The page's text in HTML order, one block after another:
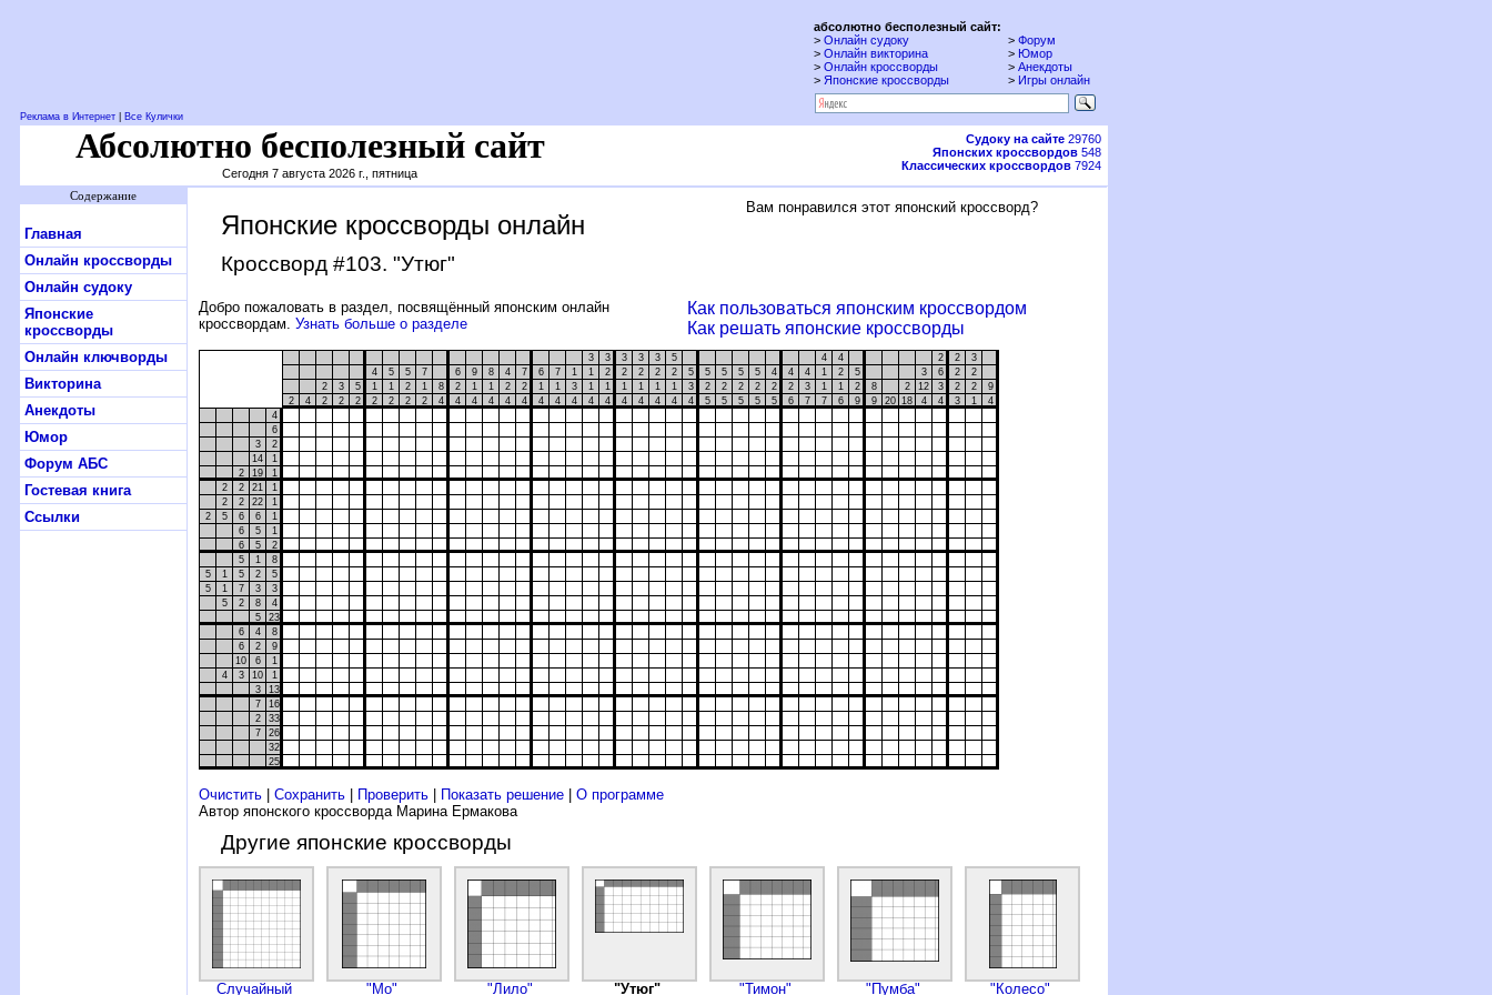
Реклама в Интернет Все Кулички
абсолютно бесполезный сайт:
> Форум
> Юмор
> Анекдоты
> Игры онлайн
> Онлайн судоку
> Онлайн викторина
> Онлайн кроссворды
> Японские кроссворды
Абсолютно бесполезный сайт Судоку на сайте 29760
Японских кроссвордов 548
Классических кроссвордов 7924
Сегодня 7 августа 2026 г., пятница
Содержание
Главная
Онлайн кроссворды
Онлайн судоку
Японские
кроссворды
Онлайн ключворды
Викторина
Анекдоты
Юмор
Форум АБС
Гостевая книга
Ссылки
Японские кроссворды онлайн
Кроссворд #103. "Утюг"
Вам понравился этот японский кроссворд?
Добро пожаловать в раздел, посвящённый японским онлайн
кроссвордам. Узнать больше о разделе
Как пользоваться японским кроссвордом
Как решать японские кроссворды
3 3 3 3 3 5 4 4 2 2
3
4
5 5 7 6 9 8 4 7 6 7 1 1 2 2 2 2 2 5 5 5 5 5 4 4 4 1 2 5 3 6 2
2
2
3 5 1 1 2 1 8 2 1 1 2 2 1 1 3 1 1 1 1 1 1 3 2 2 2 2 2 2 3 1 1 2 8 2 12 3 2 2
9
2
4 2 2 2 2 2 2 2 4 4 4 4 4 4 4 4 4 4 4 4 4 4 4 4 5 5 5 5 5 6 7 7 6 9 9 20 18 4 4 3 1
4
4
6
3
2
14
1
2
19
1
2
2 21
1
2
2 22
1
2
5 6 6
1
6
5
1
6
5
2
5
1
8
5
1 5 2
5
5
1 7 3
3
5
2 8
4
5
23
6
4
8
6
2
9
10
6
1
4
3 10
1
3
13
7
16
2
33
7
26
32
25
Очистить Сохранить Проверить Показать решение
О программе
Автор японского кроссворда Марина Ермакова
Другие японские кроссворды
Случайный "Мо" "Лило" "Утюг" "Тимон" "Пумба" "Колесо"